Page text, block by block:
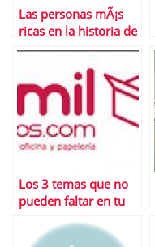
Las personas mÃ¡s
ricas en la historia de
EspaÃ±a
Los 3 temas que no
pueden faltar en tu